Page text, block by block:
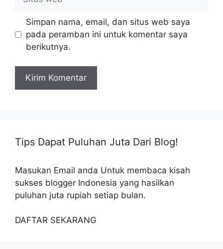
web
Simpan nama, email, dan situs web saya
pada peramban ini untuk komentar saya
berikutnya.
Tips Dapat Puluhan Juta Dari Blog!
Masukan Email anda Untuk membaca kisah
sukses blogger Indonesia yang hasilkan
puluhan juta rupiah setiap bulan.
DAFTAR SEKARANG